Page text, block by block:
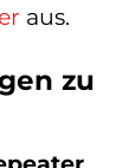
aus.
zu